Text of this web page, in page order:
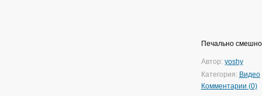
Печально
Автор: yoshy
Категория: Видео
Комментарии (0)